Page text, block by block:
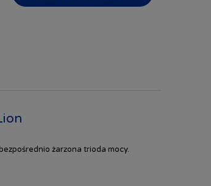
żarzona trioda mocy.